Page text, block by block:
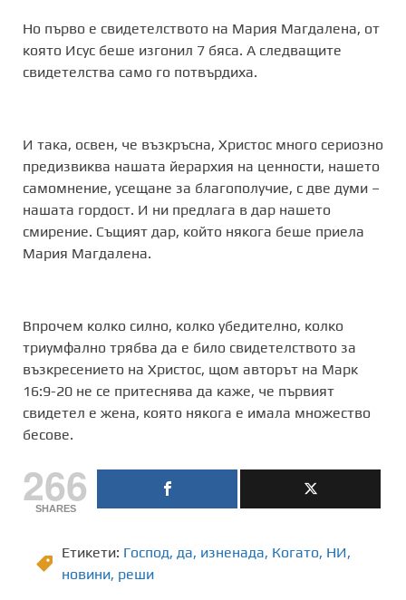
Но първо е свидетелството на Мария Магдалена, от
която Исус беше изгонил 7 бяса. А следващите
свидетелства само го потвърдиха.
И така, освен, че възкръсна, Христос много сериозно
предизвиква нашата йерархия на ценности, нашето
самомнение, усещане за благополучие, с две думи –
нашата гордост. И ни предлага в дар нашето
смирение. Същият дар, който някога беше приела
Мария Магдалена.
Впрочем колко силно, колко убедително, колко
триумфално трябва да е било свидетелството за
възкресението на Христос, щом авторът на Марк
16:9-20 не се притеснява да каже, че първият
свидетел е жена, която някога е имала множество
бесове.
266
SHARES
Етикети: Господ, да, изненада, Когато, НИ,
новини, реши